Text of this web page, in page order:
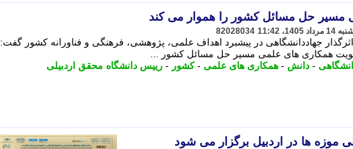
مسیر حل مسائل کشور را هموار می کند
82028034
اثرگذار جهاددانشگاهی در پیشبرد اهداف علمی، پژوهشی، فرهنگی و فناورانه کشور گفت:
تقویت همکاری های علمی مسیر حل مسائل کشور ...
- دانش - همکاری های علمی -کشور - رییس دانشگاه محقق اردبیلی
موزه ها در اردبیل برگزار می شود